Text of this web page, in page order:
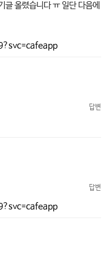
올렸습니다 ㅠ 일단 다음에
답변
답변